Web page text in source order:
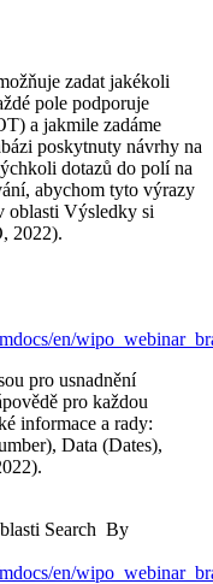
zadat jakékoli
pole podporuje
a jakmile zadáme
poskytnuty návrhy na
dotazů do polí na
abychom tyto výrazy
oblasti Výsledky si
2022).
en/
pro usnadnění
pro každou
informace a rady:
Data (Dates),
Search By
en/